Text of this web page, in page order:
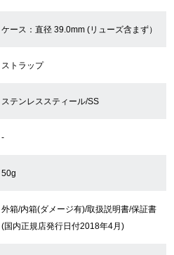
ンスをご希望の方
ケース：直径 39.0mm (リューズ含まず）
ストラップ
ステンレススティール/SS
-
50g
外箱/内箱(ダメージ有)/取扱説明書/保証書
(国内正規店発行日付2018年4月)